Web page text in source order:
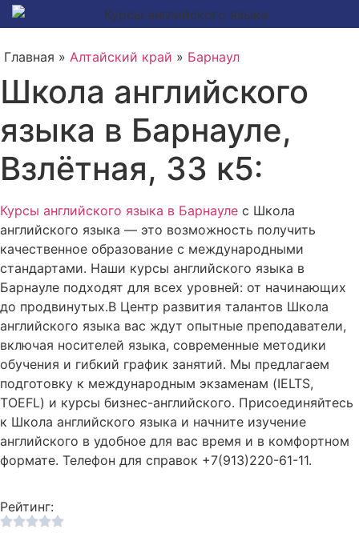
Главная » Алтайский край » Барнаул
Школа английского
языка в Барнауле,
Взлётная, 33 к5:
Курсы английского языка в Барнауле с Школа
английского языка — это возможность получить
качественное образование с международными
стандартами. Наши курсы английского языка в
Барнауле подходят для всех уровней: от начинающих
до продвинутых.В Центр развития талантов Школа
английского языка вас ждут опытные преподаватели,
включая носителей языка, современные методики
обучения и гибкий график занятий. Мы предлагаем
подготовку к международным экзаменам (IELTS,
TOEFL) и курсы бизнес-английского. Присоединяйтесь
к Школа английского языка и начните изучение
английского в удобное для вас время и в комфортном
формате. Телефон для справок +7(913)220-61-11.
Рейтинг: